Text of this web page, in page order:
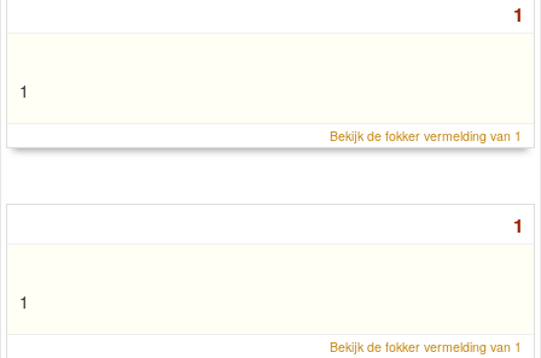
1
1
Bekijk de fokker vermelding van 1
1
1
Bekijk de fokker vermelding van 1